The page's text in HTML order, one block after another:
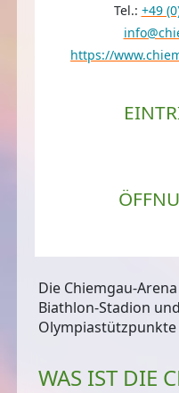
Tel.: +49
https://
Die Chiemgau-
Biathlon-Stadion
WAS IST DIE